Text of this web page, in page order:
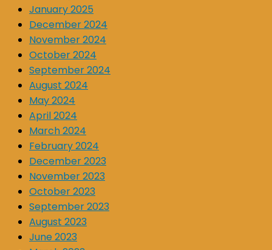
January 2025
December 2024
November 2024
October 2024
September 2024
August 2024
May 2024
April 2024
March 2024
February 2024
December 2023
November 2023
October 2023
September 2023
August 2023
June 2023